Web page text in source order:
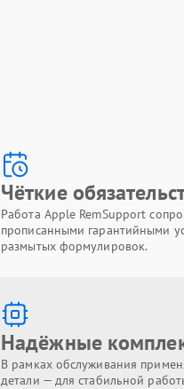
Чёткие
Работа Apple RemSupport
прописанными гарантийными
размытых формулировок.
Надёжные
В рамках обслуживания
детали — для стабильной